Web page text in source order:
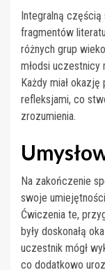
Integralną częścią
fragmentów
różnych grup
młodsi uczestnicy
Każdy miał
refleksjami, co
zrozumienia.
Na zakończenie
swoje
Ćwiczenia te,
były doskonałą
uczestnik mógł
co dodatkowo